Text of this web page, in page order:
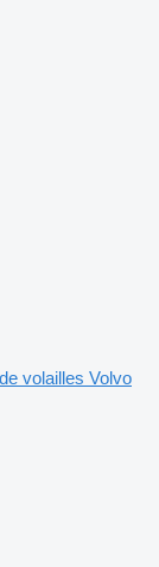
volailles Volvo